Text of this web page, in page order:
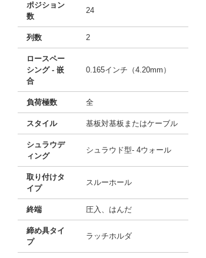
ポジション
数
24
列数 2
ロースペー
シング - 嵌
合
0.165インチ（4.20mm）
負荷極数 全
スタイル 基板対基板またはケーブル
シュラウデ
ィング
シュラウド型- 4ウォール
取り付けタ
イプ
スルーホール
終端 圧入、はんだ
締め具タイ
プ
ラッチホルダ